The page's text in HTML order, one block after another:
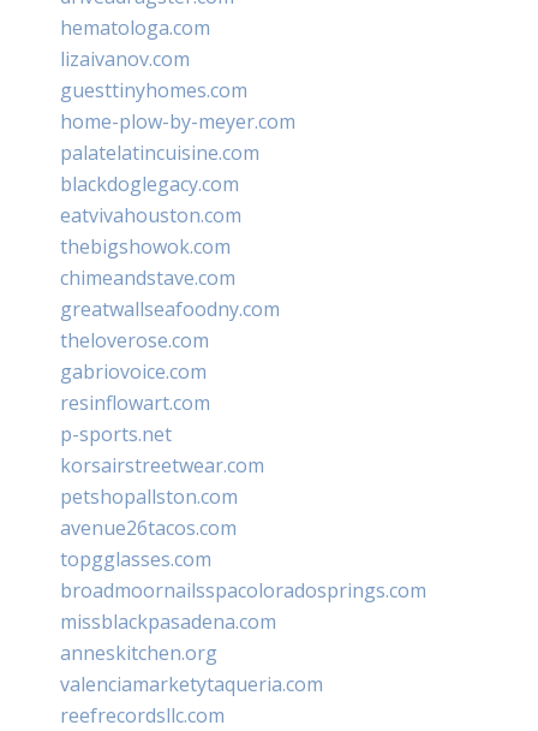
hematologa.com
lizaivanov.com
guesttinyhomes.com
home-plow-by-meyer.com
palatelatincuisine.com
blackdoglegacy.com
eatvivahouston.com
thebigshowok.com
chimeandstave.com
greatwallseafoodny.com
theloverose.com
gabriovoice.com
resinflowart.com
p-sports.net
korsairstreetwear.com
petshopallston.com
avenue26tacos.com
topgglasses.com
broadmoornailsspacoloradosprings.com
missblackpasadena.com
anneskitchen.org
valenciamarketytaqueria.com
reefrecordsllc.com